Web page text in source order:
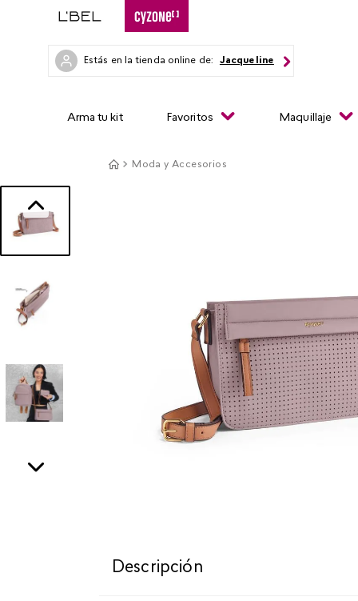
Estás en la tienda online de: Jacqueline
Arma tu kit Favoritos Maquillaje
Moda y Accesorios
Descripción